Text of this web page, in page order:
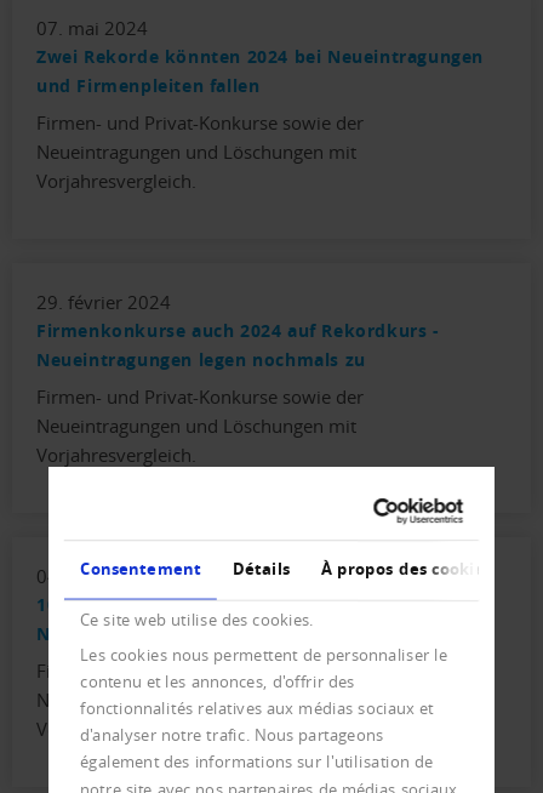
Consentement Détails À propos des cookies
Ce site web utilise des cookies.
Les cookies nous permettent de personnaliser le
contenu et les annonces, d'offrir des
fonctionnalités relatives aux médias sociaux et
d'analyser notre trafic. Nous partageons
également des informations sur l'utilisation de
notre site avec nos partenaires de médias sociaux,
07. mai 2024
Zwei Rekorde könnten 2024 bei Neueintragungen
und Firmenpleiten fallen
Firmen- und Privat-Konkurse sowie der
Neueintragungen und Löschungen mit
Vorjahresvergleich.
29. février 2024
Firmenkonkurse auch 2024 auf Rekordkurs -
Neueintragungen legen nochmals zu
Firmen- und Privat-Konkurse sowie der
Neueintragungen und Löschungen mit
Vorjahresvergleich.
04. janvier 2024
10'000 Firmenkonkurse und über 51'000
Neueintragungen im 2023
Firmen- und Privat-Konkurse sowie der
Neueintragungen und Löschungen mit
Vorjahresvergleich.